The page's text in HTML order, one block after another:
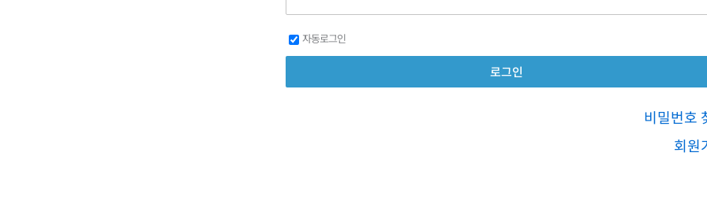
자동로그인
비밀번호
회원